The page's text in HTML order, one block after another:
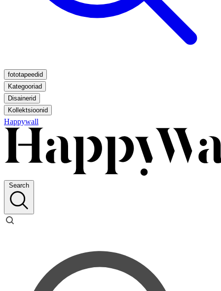
fototapeedid
Kategooriad
Disainerid
Kollektsioonid
Happywall
Search